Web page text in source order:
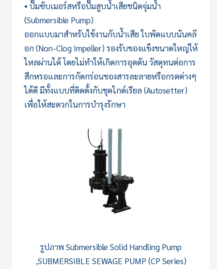
• ปั๊มซับเมอร์สหรือปั๊มสูบน้ำเสียชนิดจุ่มน้ำ
(Submersible Pump)
ออกแบบมาสำหรับใช้งานกับน้ำเสีย ใบพัดแบบนันคล๊
อก (Non-Clog Impeller) รองรับของแข็งขนาดใหญ่ให้
ไหลผ่านได้ โดยไม่ทำให้เกิดการอุดตัน วัสดุทนต่อการ
สึกหรอและการกัดกร่อนของสารละลายหรือกรดต่างๆ
ได้ดี มีทั้งแบบที่ติดตั้งกับชุดไกด์เรียล (Autosetter)
เพื่อให้สะดวกในการบำรุงรักษา
รูปภาพSubmersible Solid Handling Pump
,SUBMERSIBLE SEWAGE PUMP (CP Series)